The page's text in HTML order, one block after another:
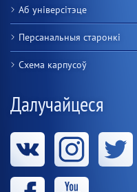
Аб універсітэце
Персанальныя старонкі
Схема карпусоў
Далучайцеся